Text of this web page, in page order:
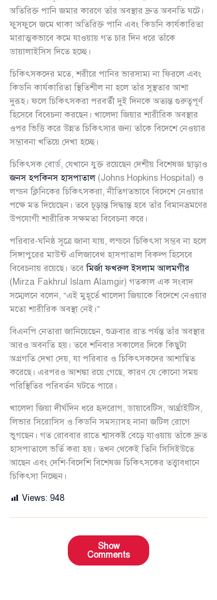
অতিরিক্ত পানি জমার কারণে তাঁর অবস্থার দ্রুত অবনতি ঘটে।
ফুসফুসে জমে থাকা অতিরিক্ত পানি এবং কিডনি কার্যকারিতা
মারাত্মকভাবে কমে যাওয়ায় গত চার দিন ধরে তাঁকে
ডায়ালাইসিস দিতে হচ্ছে।
চিকিৎসকদের মতে, শরীরে পানির ভারসাম্য না ফিরলে এবং
কিডনি কার্যকারিতা স্থিতিশীল না হলে তাঁর সুস্থতার আশা
দুরূহ। ফলে চিকিৎসকরা পরবর্তী দুই দিনকে অত্যন্ত গুরুত্বপূর্ণ
হিসেবে বিবেচনা করছেন। খালেদা জিয়ার শারীরিক অবস্থার
ওপর ভিত্তি করে উন্নত চিকিৎসার জন্য তাঁকে বিদেশে নেওয়ার
সম্ভাবনা খতিয়ে দেখা হচ্ছে।
চিকিৎসক বোর্ড, যেখানে যুক্ত রয়েছেন দেশীয় বিশেষজ্ঞ ছাড়াও
জনস হপকিনস হাসপাতাল(Johns Hopkins Hospital) ও
লন্ডন ক্লিনিকের চিকিৎসকরা, নীতিগতভাবে বিদেশে নেওয়ার
পক্ষে মত দিয়েছেন। তবে চূড়ান্ত সিদ্ধান্ত হবে তাঁর বিমানভ্রমণের
উপযোগী শারীরিক সক্ষমতা বিবেচনা করে।
পরিবার-ঘনিষ্ঠ সূত্রে জানা যায়, লন্ডনে চিকিৎসা সম্ভব না হলে
সিঙ্গাপুরের মাউন্ট এলিজাবেথ হাসপাতাল বিকল্প হিসেবে
বিবেচনায় রয়েছে। তবেমির্জা ফখরুল ইসলাম আলমগীর
(Mirza Fakhrul Islam Alamgir) গতকাল এক সংবাদ
সম্মেলনে বলেন, “এই মুহূর্তে খালেদা জিয়াকে বিদেশে নেওয়ার
মতো শারীরিক অবস্থা নেই।”
বিএনপি নেতারা জানিয়েছেন, শুক্রবার রাত পর্যন্ত তাঁর অবস্থার
আরও অবনতি হয়। তবে শনিবার সকালের দিকে কিছুটা
অগ্রগতি দেখা দেয়, যা পরিবার ও চিকিৎসকদের আশান্বিত
করেছে। এরপরও আশঙ্কা রয়ে গেছে, কারণ যে কোনো সময়
পরিস্থিতির পরিবর্তন ঘটতে পারে।
খালেদা জিয়া দীর্ঘদিন ধরে হৃদরোগ, ডায়াবেটিস, আর্থ্রাইটিস,
লিভার সিরোসিস ও কিডনি সমস্যাসহ নানা জটিল রোগে
ভুগছেন। গত রোববার রাতে শ্বাসকষ্ট বেড়ে যাওয়ায় তাঁকে দ্রুত
হাসপাতালে ভর্তি করা হয়। তখন থেকেই তিনি সিসিইউতে
আছেন এবং দেশি-বিদেশি বিশেষজ্ঞ চিকিৎসকের তত্ত্বাবধানে
চিকিৎসা নিচ্ছেন।
Views: 948
Show
Comments